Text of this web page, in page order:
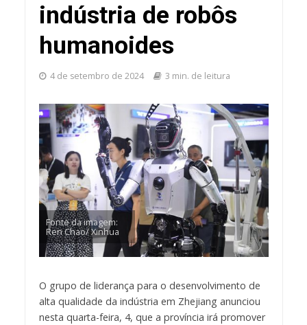
indústria de robôs
humanoides
4 de setembro de 2024 3 min. de leitura
Fonte da imagem:
Ren Chao/ Xinhua
O grupo de liderança para o desenvolvimento de
alta qualidade da indústria em Zhejiang anunciou
nesta quarta-feira, 4, que a província irá promover